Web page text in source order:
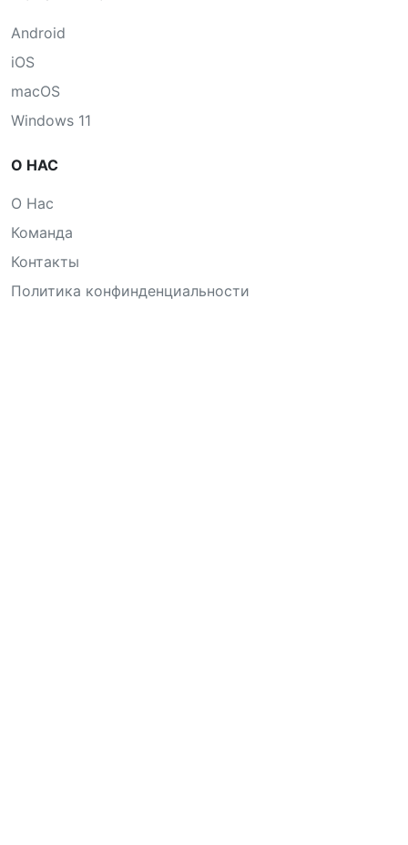
Android
iOS
macOS
Windows 11
О НАС
О Нас
Команда
Контакты
Политика конфинденциальности